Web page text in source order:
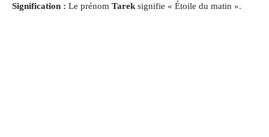
Signification : Le prénom Tarek signifie « Étoile du matin ».